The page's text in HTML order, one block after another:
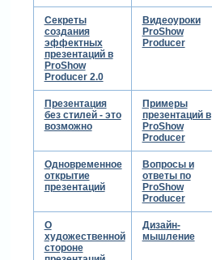
Секреты
создания
эффектных
презентаций в
ProShow
Producer 2.0
Видеоуроки
ProShow
Producer
Презентация
без стилей - это
возможно
Примеры
презентаций в
ProShow
Producer
Одновременное
открытие
презентаций
Вопросы и
ответы по
ProShow
Producer
О
художественной
стороне
Дизайн-
мышление